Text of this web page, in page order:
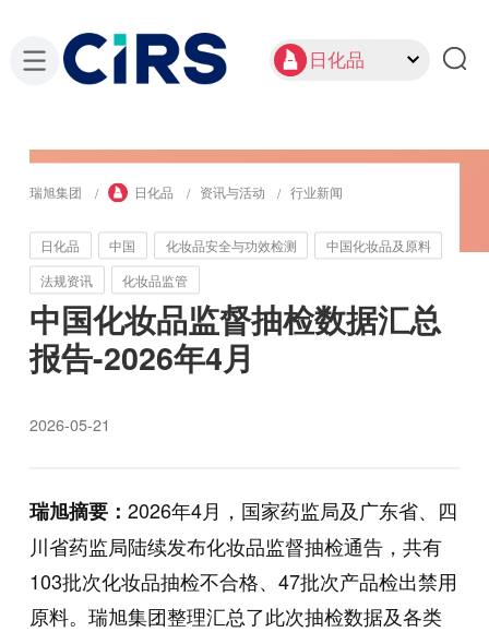
日化品
瑞旭集团 日化品 资讯与活动 行业新闻
日化品 中国 化妆品安全与功效检测
中国化妆品及原料
法规资讯
化妆品监管
中国化妆品监督抽检数据汇总
报告-2026年4月
2026-05-21
瑞旭摘要： 2026年4月，国家药监局及广东省、四
川省药监局陆续发布化妆品监督抽检通告，共有
103批次化妆品抽检不合格、47批次产品检出禁用
原料。瑞旭集团整理汇总了此次抽检数据及各类